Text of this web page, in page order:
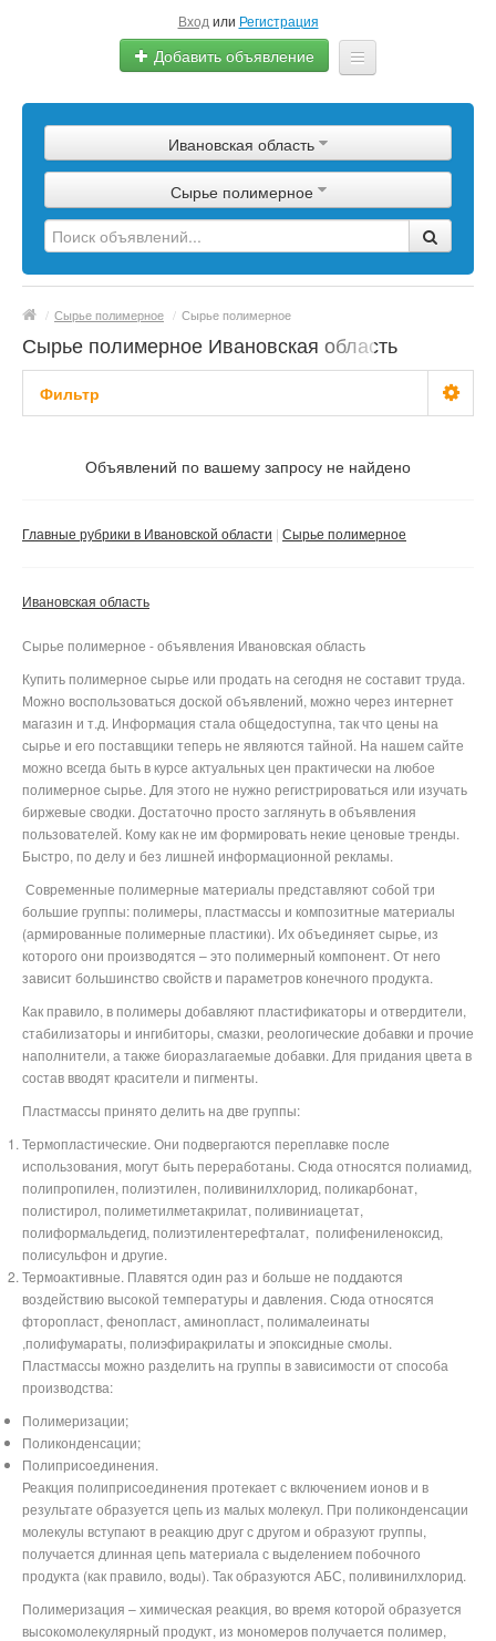
Вход или Регистрация
Добавить объявление
Сырье
Изделия
Оборудование
Еще
Ивановская область
Сырье полимерное
/ Сырье полимерное / Сырье полимерное
Сырье полимерное Ивановская область
Фильтр
Объявлений по вашему запросу не найдено
Главные рубрики в Ивановской области Сырье полимерное
Ивановская область
Сырье полимерное - объявления Ивановская область
Купить полимерное сырье или продать на сегодня не составит труда.
Можно воспользоваться доской объявлений, можно через интернет
магазин и т.д. Информация стала общедоступна, так что цены на
сырье и его поставщики теперь не являются тайной. На нашем сайте
можно всегда быть в курсе актуальных цен практически на любое
полимерное сырье. Для этого не нужно регистрироваться или изучать
биржевые сводки. Достаточно просто заглянуть в объявления
пользователей. Кому как не им формировать некие ценовые тренды.
Быстро, по делу и без лишней информационной рекламы.
Современные полимерные материалы представляют собой три
большие группы: полимеры, пластмассы и композитные материалы
(армированные полимерные пластики). Их объединяет сырье, из
которого они производятся – это полимерный компонент. От него
зависит большинство свойств и параметров конечного продукта.
Как правило, в полимеры добавляют пластификаторы и отвердители,
стабилизаторы и ингибиторы, смазки, реологические добавки и прочие
наполнители, а также биоразлагаемые добавки. Для придания цвета в
состав вводят красители и пигменты.
Пластмассы принято делить на две группы:
Термопластические. Они подвергаются переплавке после
использования, могут быть переработаны. Сюда относятся полиамид,
полипропилен, полиэтилен, поливинилхлорид, поликарбонат,
полистирол, полиметилметакрилат, поливиниацетат,
полиформальдегид, полиэтилентерефталат, полифениленоксид,
полисульфон и другие.
Термоактивные. Плавятся один раз и больше не поддаются
воздействию высокой температуры и давления. Сюда относятся
фторопласт, фенопласт, аминопласт, полималеинаты
,полифумараты, полиэфиракрилаты и эпоксидные смолы.
Пластмассы можно разделить на группы в зависимости от способа
производства:
Полимеризации;
Поликонденсации;
Полиприсоединения.
Реакция полиприсоединения протекает с включением ионов и в
результате образуется цепь из малых молекул. При поликонденсации
молекулы вступают в реакцию друг с другом и образуют группы,
получается длинная цепь материала с выделением побочного
продукта (как правило, воды). Так образуются АБС, поливинилхлорид.
Полимеризация – химическая реакция, во время которой образуется
высокомолекулярный продукт, из мономеров получается полимер,